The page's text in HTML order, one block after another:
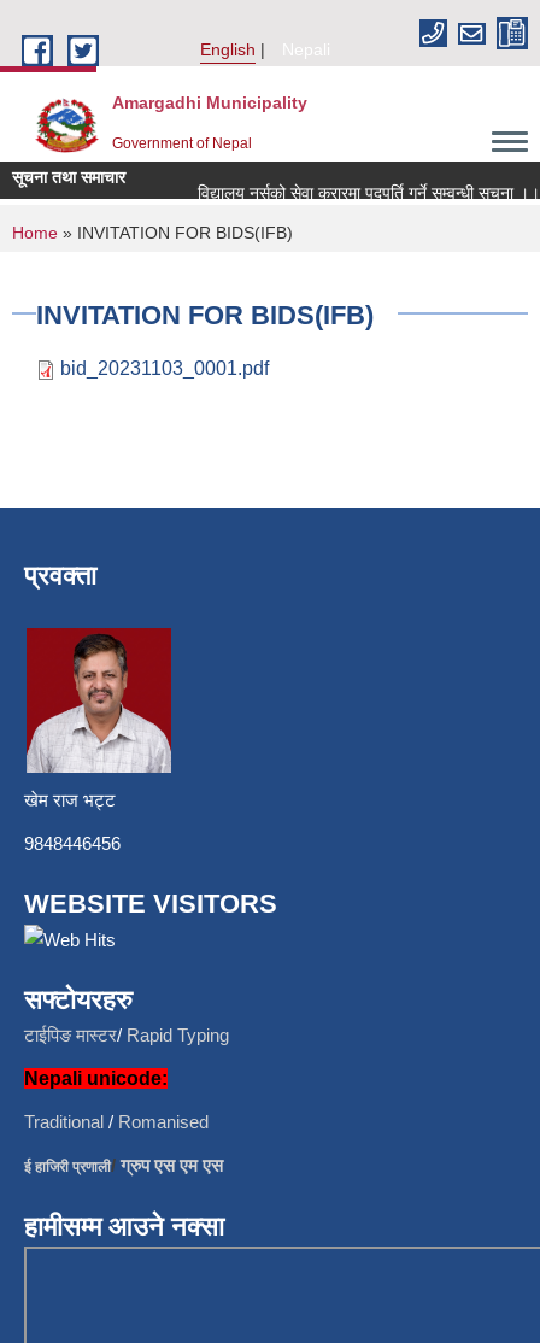
English
Nepali
Amargadhi Municipality
Government of Nepal
सूचना तथा समाचार
विद्यालय नर्सको सेवा करारमा पदपूर्ति गर्ने सम्वन्धी सूचना ।।
You are here
Home » INVITATION FOR BIDS(IFB)
INVITATION FOR BIDS(IFB)
bid_20231103_0001.pdf
प्रवक्ता
खेम राज भट्ट
9848446456
WEBSITE VISITORS
सफ्टोयरहरु
टाईपिङ मास्टर/ Rapid Typing
Nepali unicode:
Traditional / Romanised
ई हाजिरी प्रणाली/ग्रुप एस एम एस
हामीसम्म आउने नक्सा